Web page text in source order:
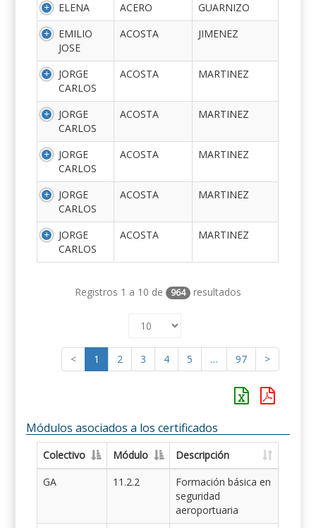
ELENA ACERO
GUARNIZO
EMILIO
JOSE
ACOSTA JIMENEZ
JORGE
CARLOS
ACOSTA MARTINEZ
JORGE
CARLOS
ACOSTA MARTINEZ
JORGE
CARLOS
ACOSTA MARTINEZ
JORGE
CARLOS
ACOSTA MARTINEZ
JORGE
CARLOS
ACOSTA MARTINEZ
Registros 1 a 10 de 964 resultados
< 1 2 3 4 5 … 97 >
Módulos asociados a los certificados
Colectivo Módulo
Descripción
GA
11.2.2
Formación básica en
seguridad
aeroportuaria